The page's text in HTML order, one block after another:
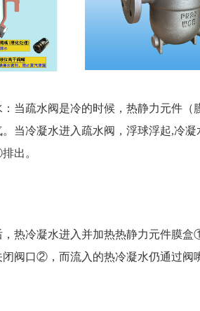
当疏水阀是冷的时候，热静力元件（
当冷凝水进入疏水阀，浮球浮起,冷凝
出。
热冷凝水进入并加热热静力元件膜
闭阀口②，而流入的热冷凝水仍通过阀